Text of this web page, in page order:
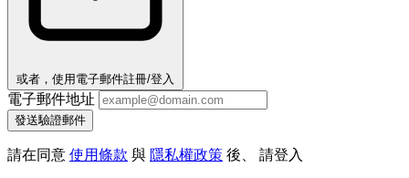
或者，使用電子郵件註冊/登入
電子郵件地址
發送驗證郵件
請在同意 使用條款 與 隱私權政策 後、 請登入